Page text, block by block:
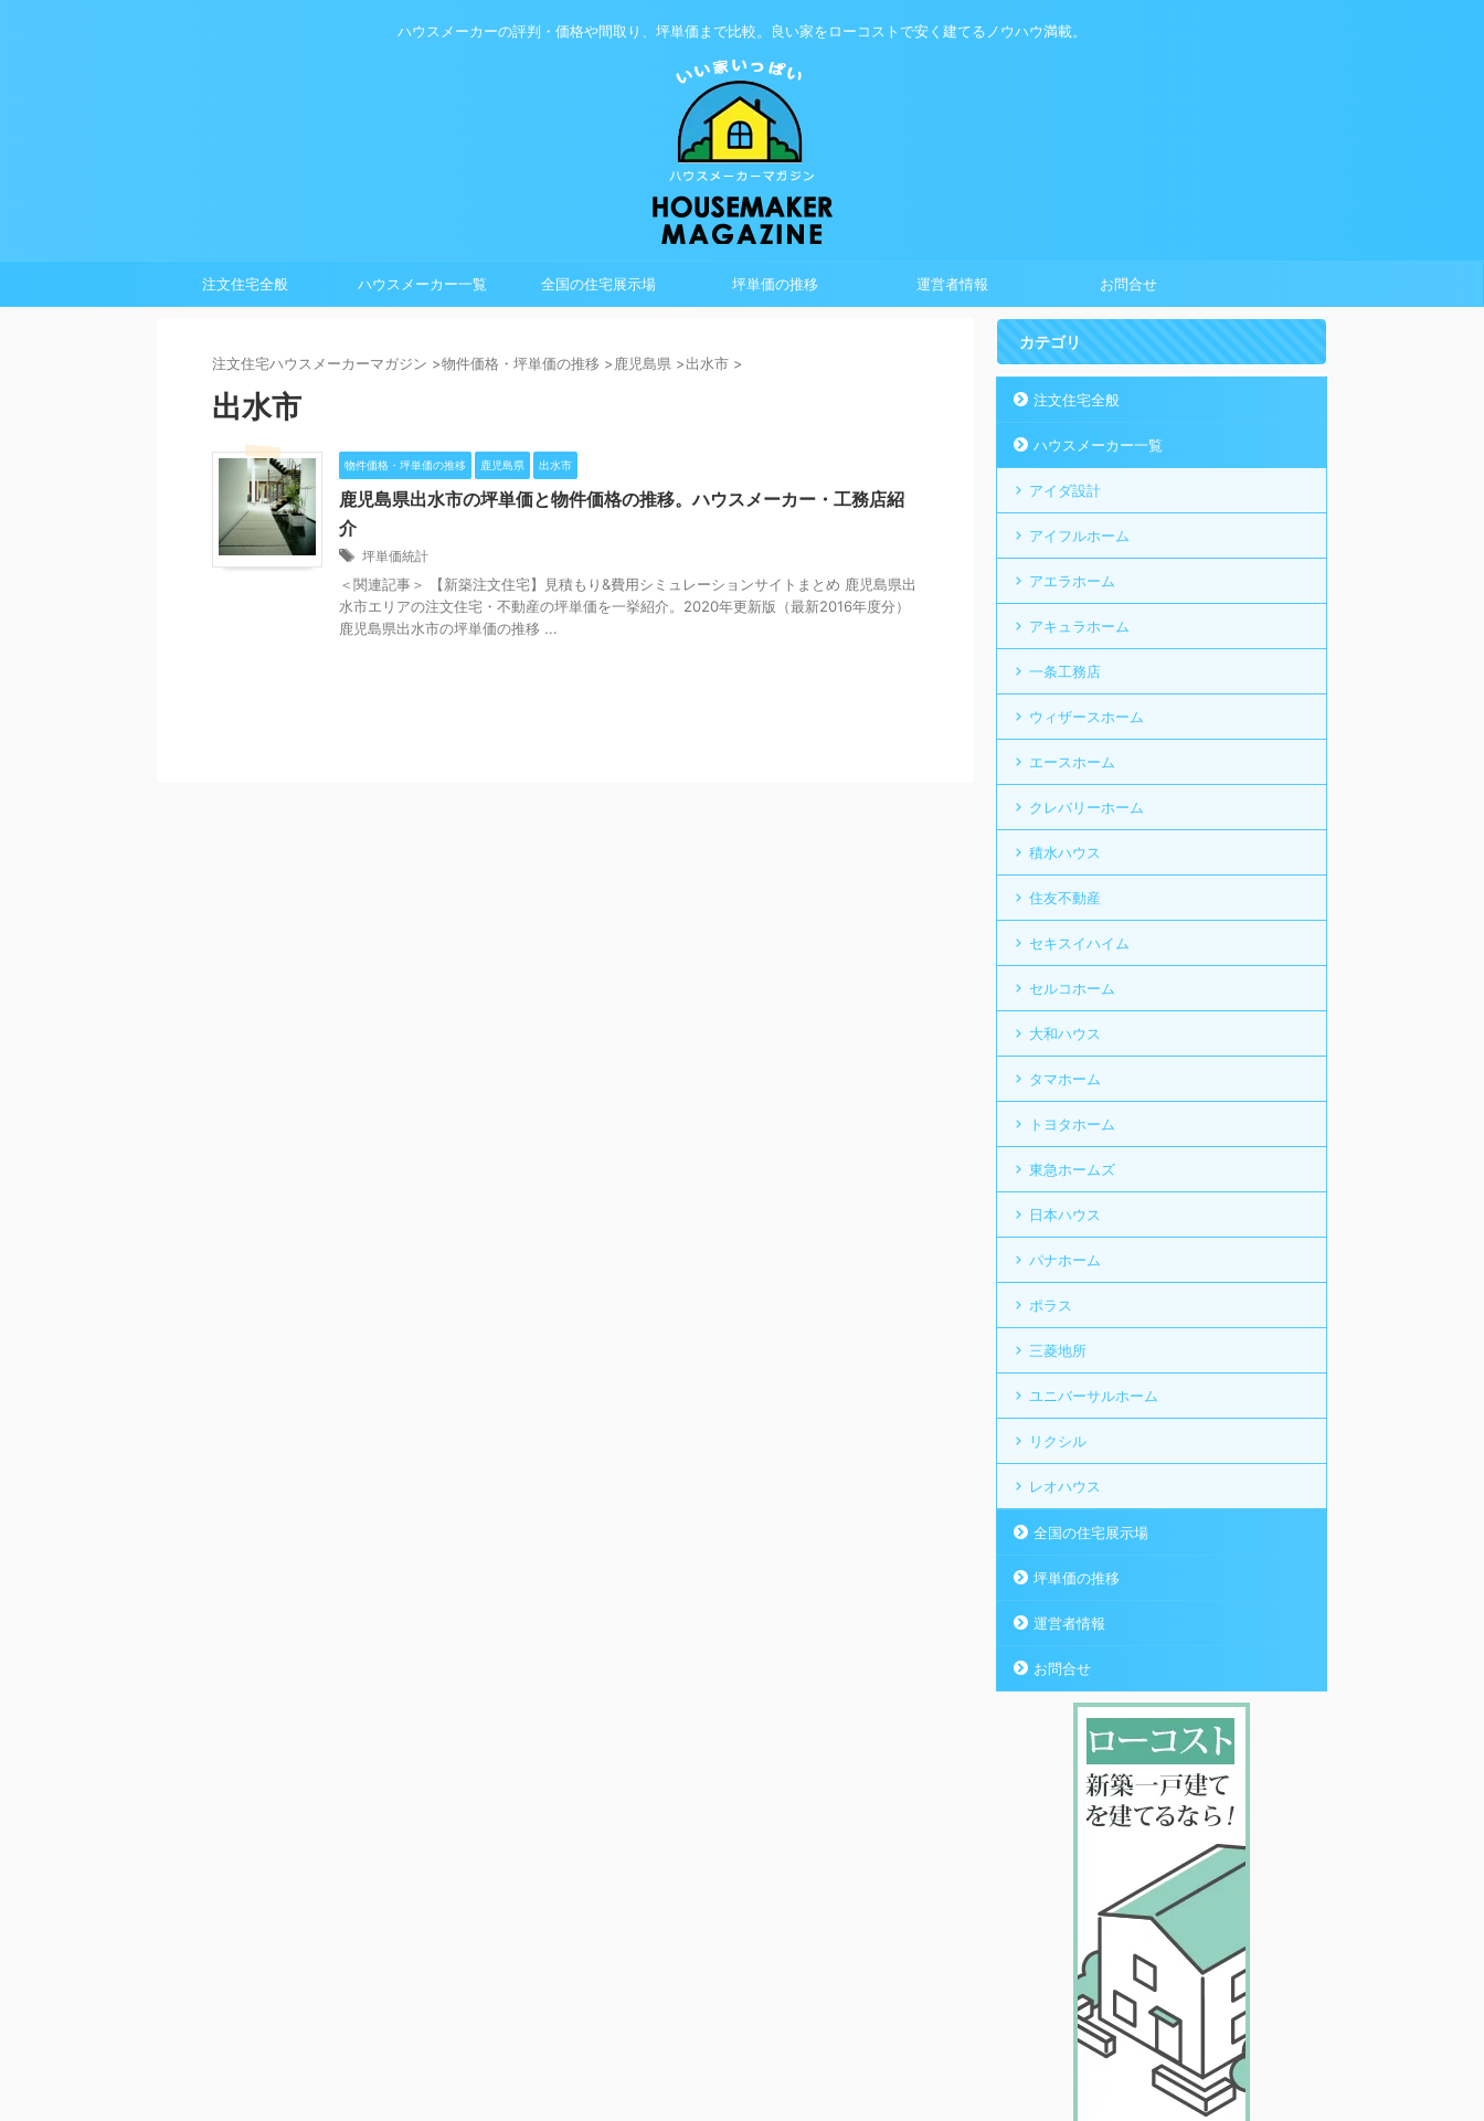
ハウスメーカーの評判・価格や間取り、坪単価まで比較。良い家をローコストで安く建てるノウハウ満載。
注文住宅全般 ハウスメーカー一覧 全国の住宅展示場 坪単価の推移 運営者情報 お問合せ
注⽂住宅ハウスメーカーマガジン >物件価格・坪単価の推移 >鹿児島県 >出水市 >
出水市
物件価格・坪単価の推移 鹿児島県 出水市
鹿児島県出水市の坪単価と物件価格の推移。ハウスメーカー・工務店紹
介
坪単価統計
＜関連記事＞ 【新築注文住宅】見積もり&費用シミュレーションサイトまとめ 鹿児島県出
水市エリアの注文住宅・不動産の坪単価を一挙紹介。2020年更新版（最新2016年度分）
鹿児島県出水市の坪単価の推移 ...
カテゴリ
注文住宅全般
ハウスメーカー一覧
アイダ設計
アイフルホーム
アエラホーム
アキュラホーム
一条工務店
ウィザースホーム
エースホーム
クレバリーホーム
積水ハウス
住友不動産
セキスイハイム
セルコホーム
大和ハウス
タマホーム
トヨタホーム
東急ホームズ
日本ハウス
パナホーム
ポラス
三菱地所
ユニバーサルホーム
リクシル
レオハウス
全国の住宅展示場
坪単価の推移
運営者情報
お問合せ